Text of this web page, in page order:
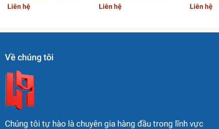
Liên hệ
Liên hệ
Liên hệ
Về chúng tôi
Chúng tôi tự hào là chuyên gia hàng đầu trong lĩnh vực